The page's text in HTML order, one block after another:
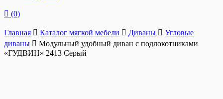
(0)
Главная Каталог мягкой мебели Диваны
Угловые
диваны
Модульный удобный диван с подлокотниками
«ГУДВИН» 2413 Серый